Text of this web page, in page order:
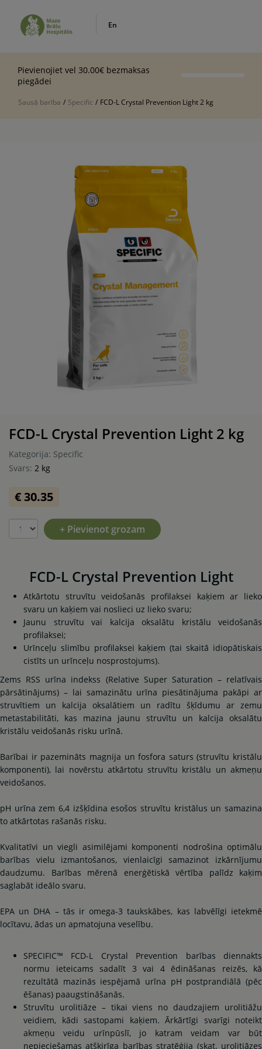
En
Pievienojiet vel 30.00€ bezmaksas
piegādei
Sausā barība / Specific / FCD-L Crystal Prevention Light 2 kg
FCD-L Crystal Prevention Light 2 kg
Kategorija: Specific
Svars: 2 kg
€ 30.35
+ Pievienot grozam
FCD-L Crystal Prevention Light
Atkārtotu struvītu veidošanās profilaksei kaķiem ar lieko
svaru un kaķiem vai noslieci uz lieko svaru;
Jaunu struvītu vai kalcija oksalātu kristālu veidošanās
profilaksei;
Urīnceļu slimību profilaksei kaķiem (tai skaitā idiopātiskais
cistīts un urīnceļu nosprostojums).
Zems RSS urīna indekss (Relative Super Saturation – relatīvais
pārsātinājums) – lai samazinātu urīna piesātinājuma pakāpi ar
struvītiem un kalcija oksalātiem un radītu šķīdumu ar zemu
metastabilitāti, kas mazina jaunu struvītu un kalcija oksalātu
kristālu veidošanās risku urīnā.
Barībai ir pazemināts magnija un fosfora saturs (struvītu kristālu
komponenti), lai novērstu atkārtotu struvītu kristālu un akmeņu
veidošanos.
pH urīna zem 6,4 izšķīdina esošos struvītu kristālus un samazina
to atkārtotas rašanās risku.
Kvalitatīvi un viegli asimilējami komponenti nodrošina optimālu
barības vielu izmantošanos, vienlaicīgi samazinot izkārnījumu
daudzumu. Barības mērenā enerģētiskā vērtība palīdz kaķim
saglabāt ideālo svaru.
EPA un DHA – tās ir omega-3 taukskābes, kas labvēlīgi ietekmē
locītavu, ādas un apmatojuna veselību.
SPECIFIC™ FCD-L Crystal Prevention barības diennakts
normu ieteicams sadalīt 3 vai 4 ēdināšanas reizēs, kā
rezultātā mazinās iespējamā urīna pH postprandiālā (pēc
ēšanas) paaugstināšanās.
Struvītu urolitiāze – tikai viens no daudzajiem urolitiāžu
veidiem, kādi sastopami kaķiem. Ārkārtīgi svarīgi noteikt
akmeņu veidu urīnpūslī, jo katram veidam var būt
nepieciešamas atšķirīga barības stratēģija (skat. urolitiāzes